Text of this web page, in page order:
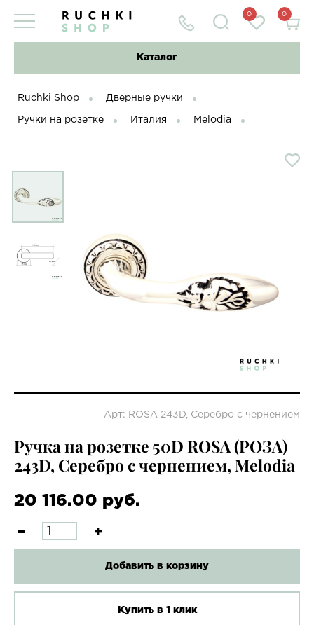
0 0
Каталог
Ruchki Shop Дверные ручки
Ручки на розетке Италия Melodia
Арт: ROSA 243D, Серебро с чернением
Ручка на розетке 50D ROSA (РОЗА)
243D, Серебро с чернением, Melodia
20 116.00 руб.
Добавить в корзину
Купить в 1 клик